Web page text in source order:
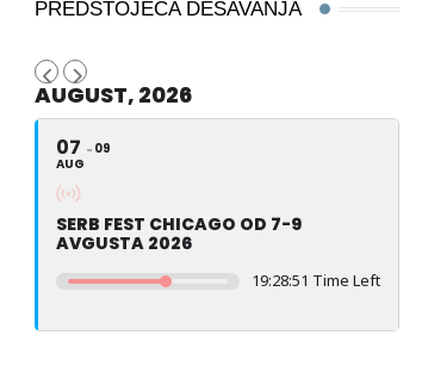
PREDSTOJEĆA DEŠAVANJA
AUGUST, 2026
07
AUG
09
SERB FEST CHICAGO OD 7-9
AVGUSTA 2026
19:28:50 Time Left